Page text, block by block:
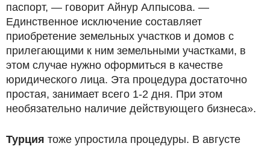
паспорт, — говорит Айнур Алпысова. —
Единственное исключение составляет
приобретение земельных участков и домов с
прилегающими к ним земельными участками, в
этом случае нужно оформиться в качестве
юридического лица. Эта процедура достаточно
простая, занимает всего 1-2 дня. При этом
необязательно наличие действующего бизнеса».
Турция тоже упростила процедуры. В августе